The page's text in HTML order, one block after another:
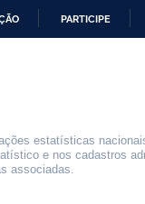
PARTICIPE
estatísticas
e nos cadastros
associadas.